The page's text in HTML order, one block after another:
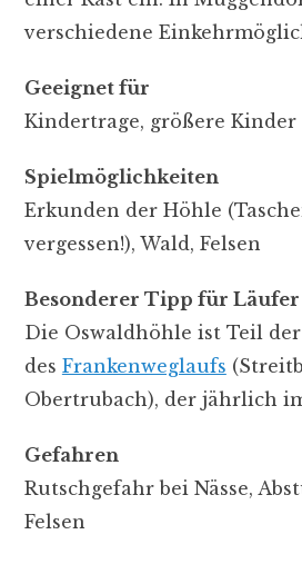
verschiedene
Geeignet für
Kindertrage, größere Kinder
Spielmöglichkeiten
Erkunden der Höhle
vergessen!), Wald, Felsen
Besonderer Tipp für Läufer
Die Oswaldhöhle ist Teil
des Frankenweglaufs
Obertrubach), der jährlich
Gefahren
Rutschgefahr bei Nässe,
Felsen